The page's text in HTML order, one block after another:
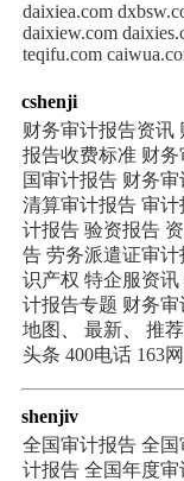
daixiea.com
daixiew.com
teqifu.com
cshenji
财务审计报告资讯
报告收费标准 财
国审计报告 财务
清算审计报告 审计
计报告 验资报告
告 劳务派遣证审计
识产权 特企服资讯
计报告专题 财务
地图
最新 推荐
头条 400电话 163
shenjiv
全国审计报告 全国
计报告 全国年度审